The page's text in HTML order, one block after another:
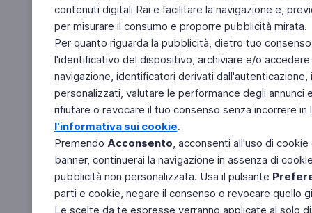
contenuti digitali Rai e facilitare la navigazione e,
per misurare il consumo e proporre pubblicità mirata.
Per quanto riguarda la pubblicità, dietro tuo
l'identificativo del dispositivo, archiviare e/o
navigazione, identificatori derivati
personalizzati, valutare le performance degli
rifiutare o revocare il tuo consenso senza incorrere
l'informativa sui cookie.
Premendo Acconsento, acconsenti all'uso di
banner, continuerai la navigazione in assenza di
pubblicità non personalizzata. Usa il pulsante
parti e cookie, negare il consenso o revocare quello
Le scelte da te espresse verranno applicate al solo